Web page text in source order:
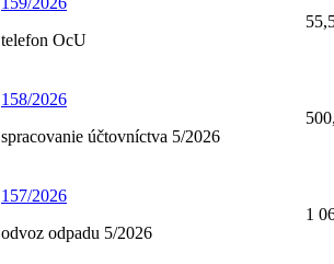
telefon OcU
158/2026
spracovanie účtovníctva 5/2026
157/2026
odvoz odpadu 5/2026
1